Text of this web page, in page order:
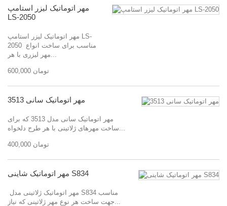
مهر اتوماتیک لیزر استامپ
LS-2050
مهر اتوماتیک لیزر استامپ LS-
2050 مناسب برای ساخت انواع
مهر لیزری با هر...
600,000 تومان
مهر اتوماتیک سانی 3513
مهر اتوماتیک سانی مدل 3513 که برای
ساخت مهرهای ژلاتینی با هر طرح دلخواه...
400,000 تومان
مهر اتوماتیک شاینی S834
جهت ساخت هر نوع مهر ژلاتینی که نیاز...